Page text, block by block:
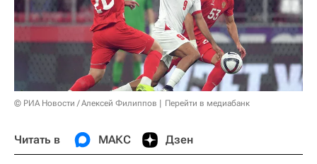
© РИА Новости / Алексей Филиппов Перейти в медиабанк
Читать в МАКС Дзен